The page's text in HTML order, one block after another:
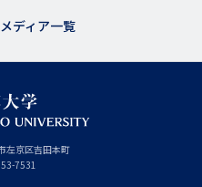
ディア一覧
左京区吉田本町
7531